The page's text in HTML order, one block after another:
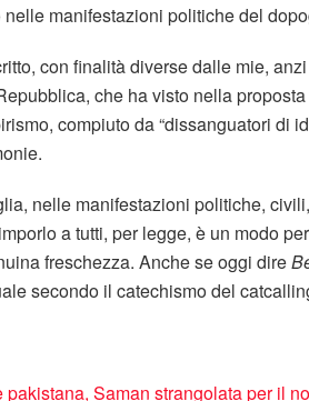
manifestazioni politiche del
con finalità diverse dalle mie,
che ha visto nella
compiuto da “dissanguatori di
nelle manifestazioni politiche,
a tutti, per legge, è un modo
freschezza. Anche se oggi dire
secondo il catechismo del
pakistana, Saman strangolata per il